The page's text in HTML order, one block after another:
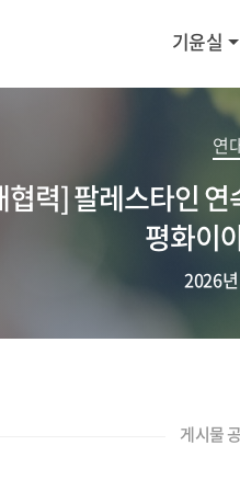
기윤실
연
력] 팔레스타인 연
평화이
2026
게시물